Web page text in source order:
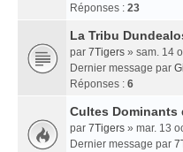
Réponses : 23
La Tribu
par 7Tigers » sam. 14
Dernier message par
Réponses : 6
Cultes Dominants
par 7Tigers » mar. 13
Dernier message par